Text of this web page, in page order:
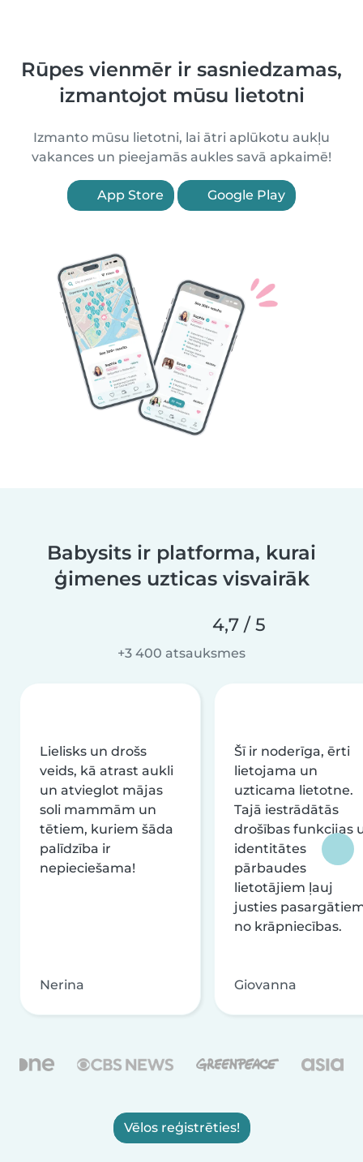
Rūpes vienmēr ir sasniedzamas,
izmantojot mūsu lietotni
Izmanto mūsu lietotni, lai ātri aplūkotu aukļu
vakances un pieejamās aukles savā apkaimē!
App Store Google Play
Babysits ir platforma, kurai
ģimenes uzticas visvairāk
4,7 / 5
+3 400 atsauksmes
Lielisks un drošs
veids, kā atrast aukli
un atvieglot mājas
soli mammām un
tētiem, kuriem šāda
palīdzība ir
nepieciešama!
Nerina
Šī ir noderīga, ērti
lietojama un
uzticama lietotne.
Tajā iestrādātās
drošības funkcijas
identitātes
pārbaudes
lietotājiem ļauj
justies
no krāpniecības.
Giovanna
Vēlos reģistrēties!